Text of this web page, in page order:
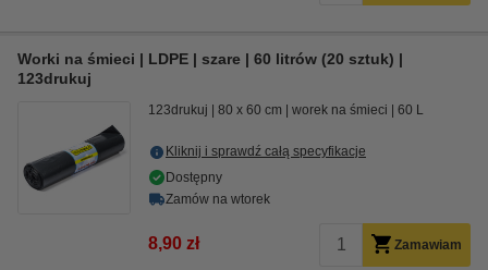
Worki na śmieci | LDPE | szare | 60 litrów (20 sztuk) |
123drukuj
123drukuj 80 x 60 cm worek na śmieci 60 L
Kliknij i sprawdź całą specyfikacje
Dostępny
Zamów na wtorek
8,90 zł Zamawiam